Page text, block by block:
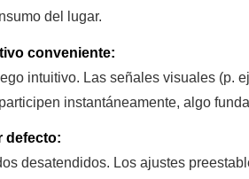
del lugar.
conveniente:
intuitivo. Las señales visuales (p.
instantáneamente, algo
defecto:
desatendidos. Los ajustes